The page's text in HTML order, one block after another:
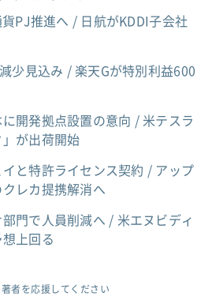
PJ推進へ / 日航がKDDI子会社
少見込み / 楽天Gが特別利益600
開発拠点設置の意向 / 米テスラ
が出荷開始
と特許ライセンス契約 / アップ
レカ提携解消へ
門で人員削減へ / 米エヌビディ
想上回る
者を応援してください